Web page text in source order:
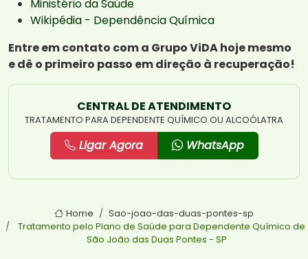
Ministério da Saúde
Wikipédia - Dependência Química
Entre em contato com a Grupo ViDA hoje mesmo
e dê o primeiro passo em direção à recuperação!
CENTRAL DE ATENDIMENTO
TRATAMENTO PARA DEPENDENTE QUÍMICO OU ALCOÓLATRA
Ligar Agora WhatsApp
Home
Sao-joao-das-duas-pontes-sp
Tratamento pelo Plano de Saúde para Dependente Químico de
São João das Duas Pontes - SP